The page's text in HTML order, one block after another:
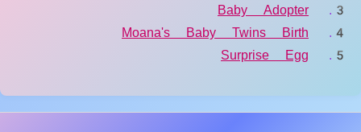
Baby Adopter
Moana's Baby Twins Birth
Surprise Egg